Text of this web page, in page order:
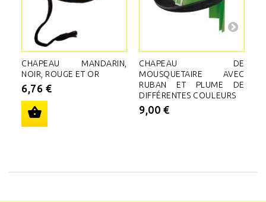
CHAPEAU MANDARIN,
NOIR, ROUGE ET OR
6,76 €
CHAPEAU DE
MOUSQUETAIRE AVEC
RUBAN ET PLUME DE
DIFFÉRENTES COULEURS
9,00 €